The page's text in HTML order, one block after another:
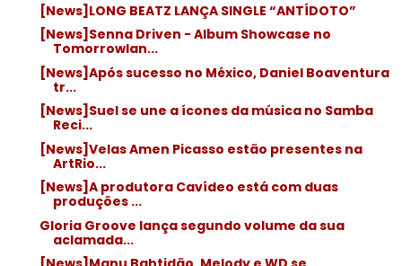
[News]LONG BEATZ LANÇA SINGLE “ANTÍDOTO”
[News]Senna Driven - Album Showcase no
Tomorrowlan...
[News]Após sucesso no México, Daniel Boaventura
tr...
[News]Suel se une a ícones da música no Samba
Reci...
[News]Velas Amen Picasso estão presentes na
ArtRio...
[News]A produtora Cavídeo está com duas
produções ...
Gloria Groove lança segundo volume da sua
aclamada...